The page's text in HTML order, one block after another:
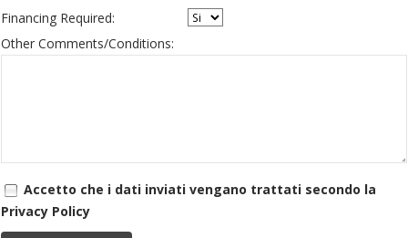
Financing Required:
Other Comments/Conditions:
Accetto che i dati inviati vengano trattati secondo la
Privacy Policy